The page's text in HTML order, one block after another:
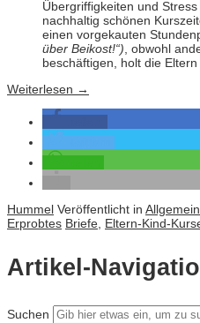
Übergriffigkeiten und
nachhaltig schönen
einen vorgekauten
über Beikost!“), obwohl
beschäftigen, holt die
Weiterlesen →
Hummel Veröffentlicht in
Erprobtes Briefe, Eltern-Kind-
Artikel-
Suchen